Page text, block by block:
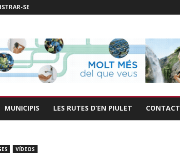
SE
MUNICIPIS LES RUTES D’EN PIULET
VÍDEOS